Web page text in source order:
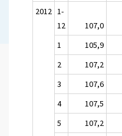
2012 1-
12
107,0
1
105,9
2
107,2
3
107,6
4
107,5
5
107,2